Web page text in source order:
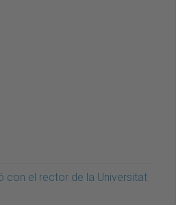
con el rector de la Universitat